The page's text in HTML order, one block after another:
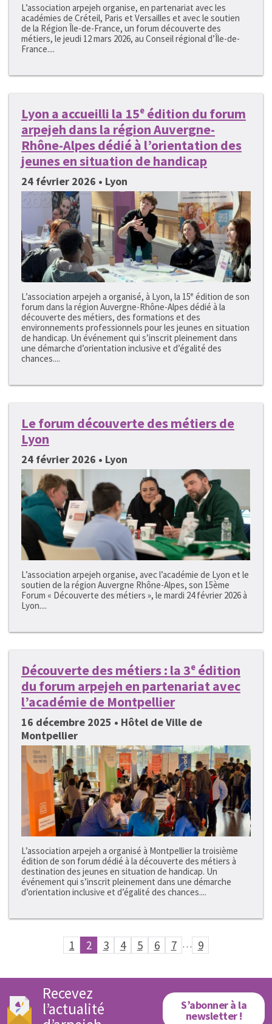
L’association arpejeh organise, en partenariat avec les
académies de Créteil, Paris et Versailles et avec le soutien
de la Région Île-de-France, un forum découverte des
métiers, le jeudi 12 mars 2026, au Conseil régional d’Île-de-
France....
Lyon a accueilli la 15ᵉ édition du forum
arpejeh dans la région Auvergne-
Rhône-Alpes dédié à l’orientation des
jeunes en situation de handicap
24 février 2026 • Lyon
L’association arpejeh a organisé, à Lyon, la 15ᵉ édition de son
forum dans la région Auvergne-Rhône-Alpes dédié à la
découverte des métiers, des formations et des
environnements professionnels pour les jeunes en situation
de handicap. Un événement qui s’inscrit pleinement dans
une démarche d’orientation inclusive et d’égalité des
chances....
Le forum découverte des métiers de
Lyon
24 février 2026 • Lyon
L’association arpejeh organise, avec l’académie de Lyon et le
soutien de la région Auvergne Rhône-Alpes, son 15ème
Forum « Découverte des métiers », le mardi 24 février 2026 à
Lyon....
Découverte des métiers : la 3ᵉ édition
du forum arpejeh en partenariat avec
l’académie de Montpellier
16 décembre 2025 • Hôtel de Ville de
Montpellier
L’association arpejeh a organisé à Montpellier la troisième
édition de son forum dédié à la découverte des métiers à
destination des jeunes en situation de handicap. Un
événement qui s’inscrit pleinement dans une démarche
d’orientation inclusive et d’égalité des chances....
1 2 3 4 5 6 7 … 9
Recevez
l’actualité
S’abonner à la
newsletter !